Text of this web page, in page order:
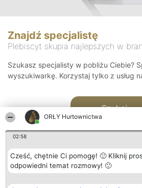
ORŁY Hurtownictwa
02:58
Cześć, chętnie Ci pomogę! 🙂 Kliknij
odpowiedni temat rozmowy! 🙂
Znajdź specjalistę
Plebiscyt skupia najlepszych w
Szukasz specjalisty w pobliżu Ciebie?
wyszukiwarkę. Korzystaj tylko z usług
Szukaj
Organizator plebiscytu Plebiscyt